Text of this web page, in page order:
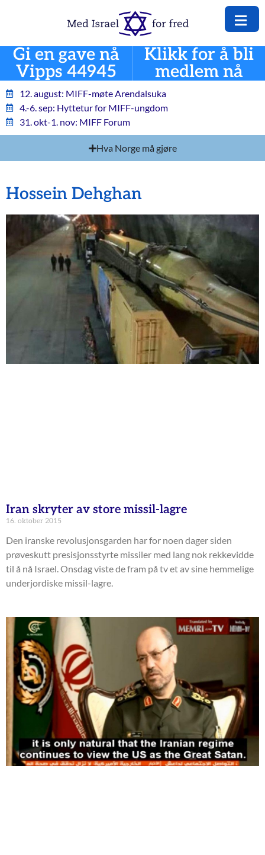
Gi en gave nå
Vipps 44945
Klikk for å bli
medlem nå
12. august: MIFF-møte Arendalsuka
4.-6. sep: Hyttetur for MIFF-ungdom
31. okt-1. nov: MIFF Forum
Hva Norge må gjøre
Hossein Dehghan
Iran skryter av store missil-lagre
16. oktober 2015
Den iranske revolusjonsgarden har for noen dager siden
prøveskutt presisjonsstyrte missiler med lang nok rekkevidde
til å nå Israel. Onsdag viste de fram på tv et av sine hemmelige
underjordiske missil-lagre.